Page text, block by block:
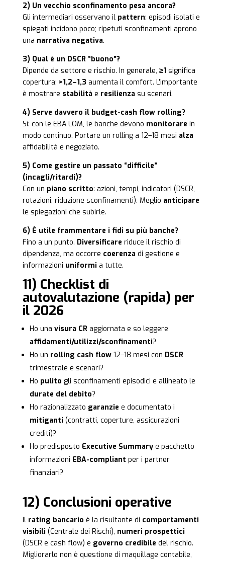
2) Un vecchio sconfinamento pesa ancora?
Gli intermediari osservano il pattern: episodi isolati e
spiegati incidono poco; ripetuti sconfinamenti aprono
una narrativa negativa.
3) Qual è un DSCR “buono”?
Dipende da settore e rischio. In generale, ≥1 significa
copertura; >1,2–1,3 aumenta il comfort. L’importante
è mostrare stabilità e resilienza su scenari.
4) Serve davvero il budget-cash flow rolling?
Sì: con le EBA LOM, le banche devono monitorare in
modo continuo. Portare un rolling a 12–18 mesi alza
affidabilità e negoziato.
5) Come gestire un passato “difficile”
(incagli/ritardi)?
Con un piano scritto: azioni, tempi, indicatori (DSCR,
rotazioni, riduzione sconfinamenti). Meglio anticipare
le spiegazioni che subirle.
6) È utile frammentare i fidi su più banche?
Fino a un punto. Diversificare riduce il rischio di
dipendenza, ma occorre coerenza di gestione e
informazioni uniformi a tutte.
11) Checklist di
autovalutazione (rapida) per
il 2026
Ho una visura CRaggiornata e so leggere
affidamenti/utilizzi/sconfinamenti?
Ho un rolling cash flow12–18 mesi con DSCR
trimestrale e scenari?
Ho pulito gli sconfinamenti episodici e allineato le
durate del debito?
Ho razionalizzato garanzie e documentato i
mitiganti (contratti, coperture, assicurazioni
crediti)?
Ho predisposto Executive Summarye pacchetto
informazioni EBA-compliant per i partner
finanziari?
12) Conclusioni operative
Il rating bancario è la risultante di comportamenti
visibili (Centrale dei Rischi), numeri prospettici
(DSCR e cash flow) e governo credibile del rischio.
Migliorarlo non è questione di maquillage contabile,